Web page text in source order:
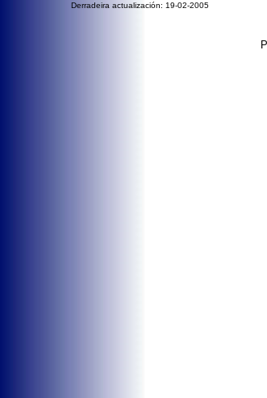
Derradeira actualización: 19-02-2005